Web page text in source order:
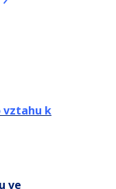
vztahu k
ve